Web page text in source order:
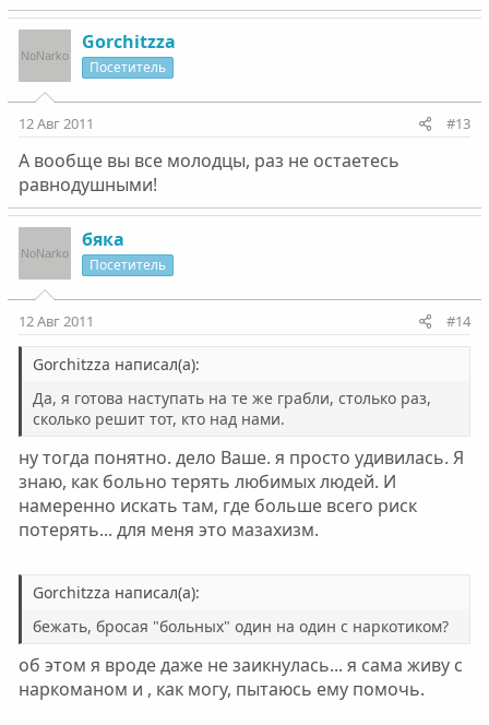
Gorchitzza
Посетитель
12 Авг 2011 #13
А вообще вы все молодцы, раз не остаетесь
равнодушными!
бяка
Посетитель
12 Авг 2011 #14
Gorchitzza написал(а):
Да, я готова наступать на те же грабли, столько раз,
сколько решит тот, кто над нами.
ну тогда понятно. дело Ваше. я просто удивилась. Я
знаю, как больно терять любимых людей. И
намеренно искать там, где больше всего риск
потерять... для меня это мазахизм.
Gorchitzza написал(а):
бежать, бросая "больных" один на один с наркотиком?
об этом я вроде даже не заикнулась... я сама живу с
наркоманом и , как могу, пытаюсь ему помочь.